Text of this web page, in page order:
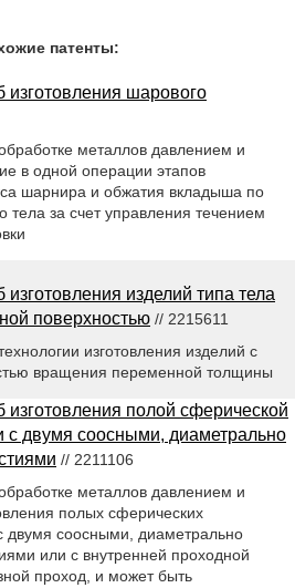
патенты:
изготовления шарового
металлов давлением и
в одной операции этапов
шарнира и обжатия вкладыша по
тела за счет управления течением
изготовления изделий типа тела
поверхностью // 2215611
изготовления изделий с
вращения переменной толщины
изготовления полой сферической
с двумя соосными, диаметрально
// 2211106
металлов давлением и
полых сферических
двумя соосными, диаметрально
или с внутренней проходной
проход, и может быть